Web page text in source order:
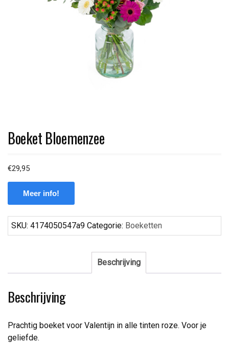
Boeket Bloemenzee
€29,95
Meer info!
SKU: 4174050547a9 Categorie: Boeketten
Beschrijving
Beschrijving
Prachtig boeket voor Valentijn in alle tinten roze. Voor je
geliefde.